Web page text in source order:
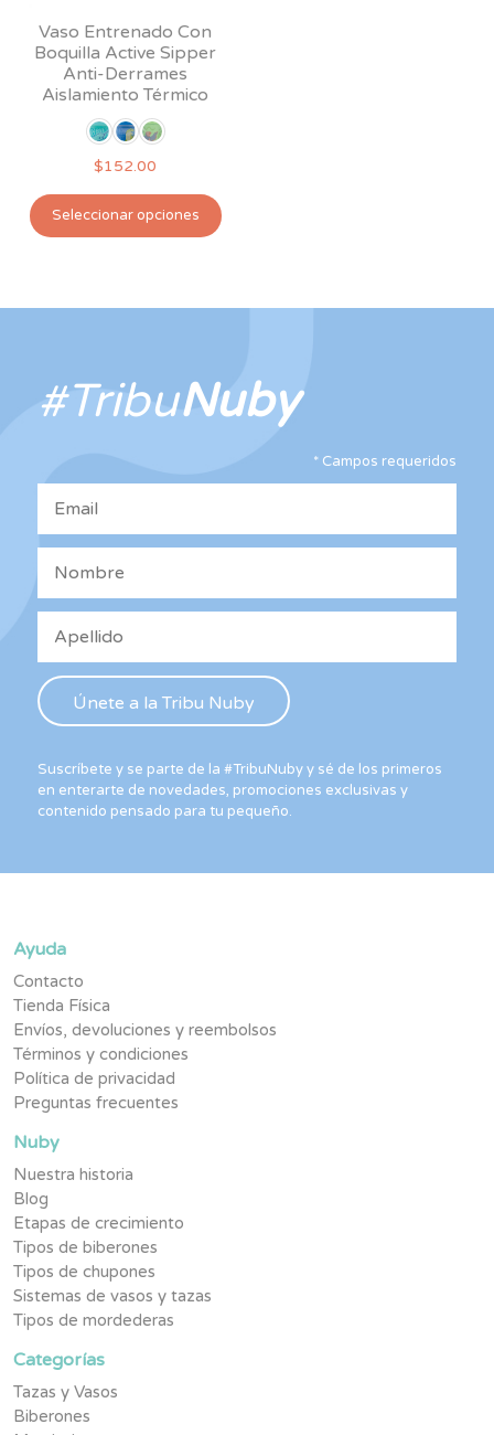
Vaso Entrenado Con
Boquilla Active Sipper
Anti-Derrames
Aislamiento Térmico
$152.00
Seleccionar opciones
producto
variantes.
se
pueden
de
#TribuNuby
*Campos requeridos
Suscríbete y se parte de la #TribuNuby y sé de los primeros
en enterarte de novedades, promociones exclusivas y
contenido pensado para tu pequeño.
Ayuda
Contacto
Tienda Física
Envíos, devoluciones y reembolsos
Términos y condiciones
Política de privacidad
Preguntas frecuentes
Nuby
Nuestra historia
Blog
Etapas de crecimiento
Tipos de biberones
Tipos de chupones
Sistemas de vasos y tazas
Tipos de mordederas
Categorías
Tazas y Vasos
Biberones